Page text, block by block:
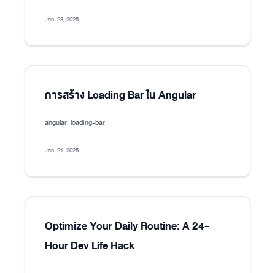
Jan. 23, 2025
การสร้าง Loading Bar ใน Angular
angular, loading-bar
Jan. 21, 2025
Optimize Your Daily Routine: A 24-
Hour Dev Life Hack